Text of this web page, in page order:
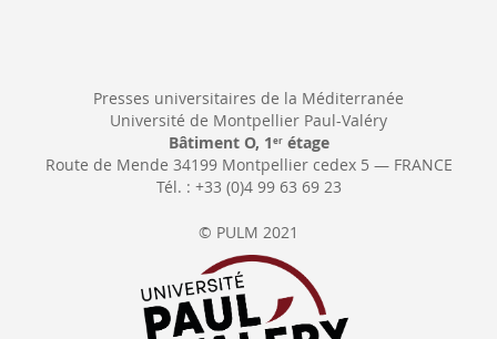
Presses universitaires de la Méditerranée
Université de Montpellier Paul-Valéry
Bâtiment O, 1 erétage
Route de Mende 34199 Montpellier cedex 5 — FRANCE
Tél. : +33 (0)4 99 63 69 23
© PULM 2021